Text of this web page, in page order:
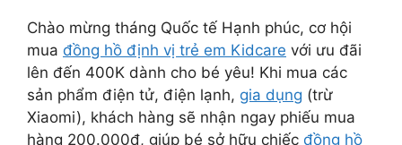
Chào mừng tháng Quốc tế Hạnh phúc, cơ hội
mua đồng hồ định vị trẻ em Kidcare với ưu đãi
lên đến 400K dành cho bé yêu! Khi mua các
sản phẩm điện tử, điện lạnh, gia dụng (trừ
Xiaomi), khách hàng sẽ nhận ngay phiếu mua
hàng 200.000đ, giúp bé sở hữu chiếc đồng hồ